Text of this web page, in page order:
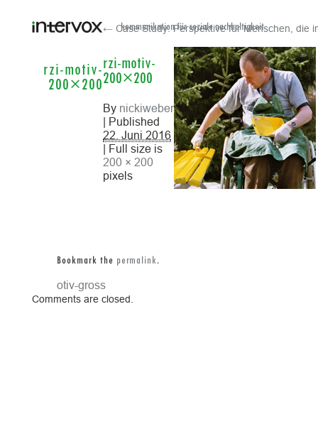
rzi-motiv-
200×200
kommunikation für soziale nachhaltigkeit
← Case Study: Perspektive für Menschen, die
rzi-motiv-
200×200
By nickiweber
| Published
22. Juni 2016
| Full size is
200 × 200
pixels
rzi-motiv-gross
Bookmark the permalink.
Comments are closed.